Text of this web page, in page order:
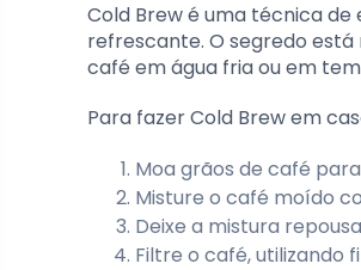
Cold Brew é uma técnica
refrescante. O segredo
café em água fria ou em
Para fazer Cold Brew em
Moa grãos de café
Misture o café moído
Deixe a mistura
Filtre o café, utilizando